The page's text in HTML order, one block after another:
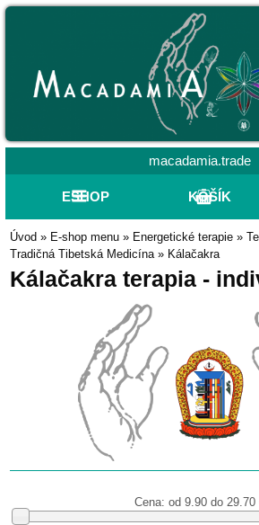
macadamia.trade
ESHOP KOŠÍK
Úvod » E-shop menu » Energetické terapie »
Tradičná Tibetská Medicína» Kálačakra
Kálačakra terapia -
Cena: od 9.90 do 29.70